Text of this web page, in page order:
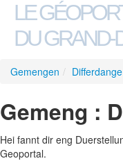
LE
DU GRAND-
Gemengen / Differdange
Gemeng :
Hei fannt dir eng
Geoportal.